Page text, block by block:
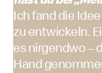
Ich fand die
zu entwickeln.
es nirgendwo –
Hand